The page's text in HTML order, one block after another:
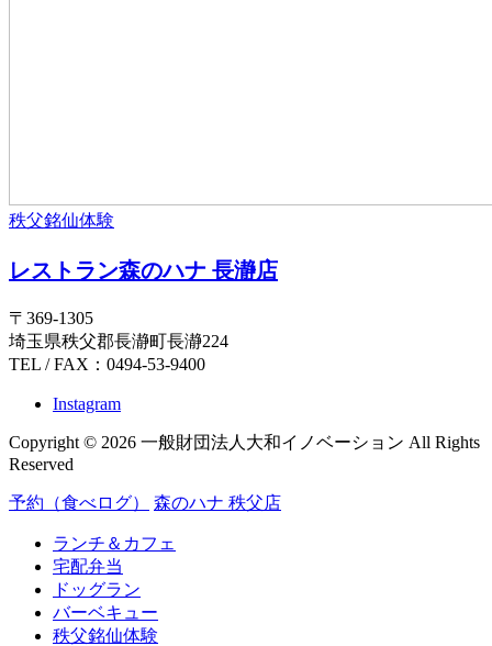
秩父銘仙体験
レストラン森のハナ 長瀞店
〒369-1305
埼玉県秩父郡長瀞町長瀞224
TEL / FAX：0494-53-9400
Instagram
Copyright © 2026 一般財団法人大和イノベーション All Rights
Reserved
予約（食べログ） 森のハナ 秩父店
ランチ＆カフェ
宅配弁当
ドッグラン
バーベキュー
秩父銘仙体験